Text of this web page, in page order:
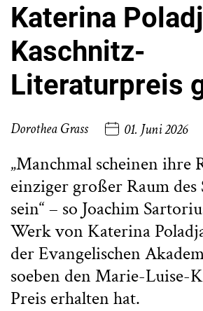
Katerina
Kaschnitz-
Literaturpreis
Dorothea Grass 01. Juni 2026
„Manchmal scheinen ihre
einziger großer Raum des
sein“ – so Joachim
Werk von Katerina
der Evangelischen
soeben den Marie-Luise-
Preis erhalten hat.